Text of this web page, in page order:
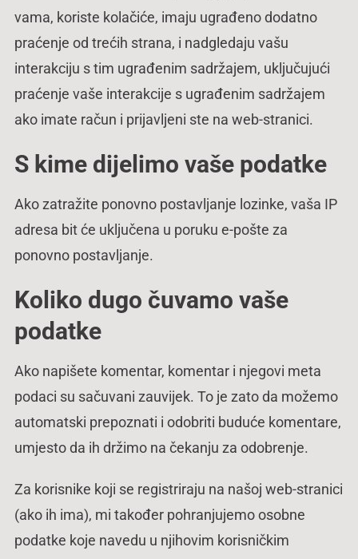
vama, koriste kolačiće, imaju ugrađeno dodatno
praćenje od trećih strana, i nadgledaju vašu
interakciju s tim ugrađenim sadržajem, uključujući
praćenje vaše interakcije s ugrađenim sadržajem
ako imate račun i prijavljeni ste na web-stranici.
S kime dijelimo vaše podatke
Ako zatražite ponovno postavljanje lozinke, vaša IP
adresa bit će uključena u poruku e-pošte za
ponovno postavljanje.
Koliko dugo čuvamo vaše
podatke
Ako napišete komentar, komentar i njegovi meta
podaci su sačuvani zauvijek. To je zato da možemo
automatski prepoznati i odobriti buduće komentare,
umjesto da ih držimo na čekanju za odobrenje.
Za korisnike koji se registriraju na našoj web-stranici
(ako ih ima), mi također pohranjujemo osobne
podatke koje navedu u njihovim korisničkim